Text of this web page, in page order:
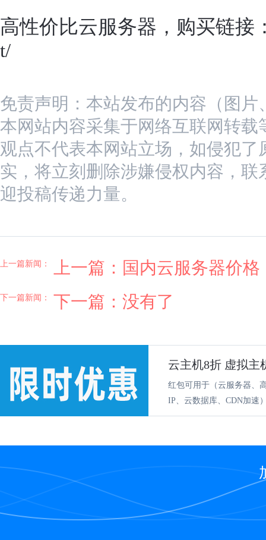
高性价比云服务器，购买链接
t/
免责声明：本站发布的内容（图
本网站内容采集于网络互联网转
观点不代表本网站立场，如侵犯
实，将立刻删除涉嫌侵权内容，联
迎投稿传递力量。
上一篇新闻： 上一篇： 国内云服务器价格
下一篇新闻： 下一篇：没有了
云主机8折 虚拟主
红包可用于（云服务器、
IP、云数据库、CDN加速